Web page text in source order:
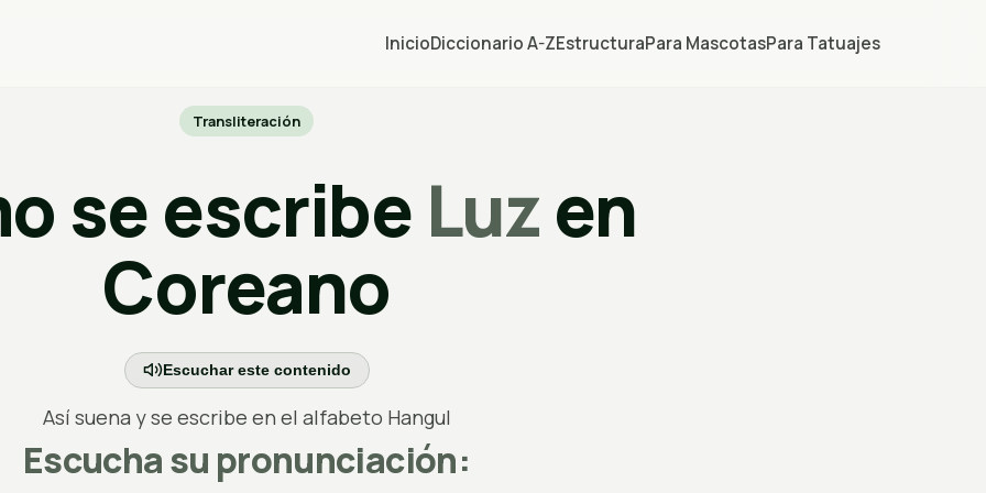
InicioDiccionario A-ZEstructuraPara MascotasPara Tatuajes
Transliteración
se escribe Luzen
Coreano
Escuchar este contenido
Así suena y se escribe en el alfabeto Hangul
Escucha su pronunciación: